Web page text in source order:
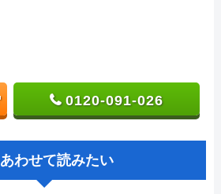
0120-091-026
あわせて読みたい